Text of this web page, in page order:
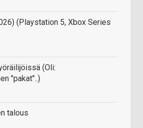
(Playstation 5, Xbox Series
(Oli:
"pakat"..)
talous